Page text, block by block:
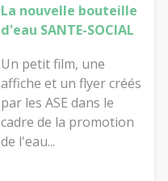
La nouvelle bouteille
d'eau SANTE-SOCIAL
Un petit film, une
affiche et un flyer créés
par les ASE dans le
cadre de la promotion
de l'eau...